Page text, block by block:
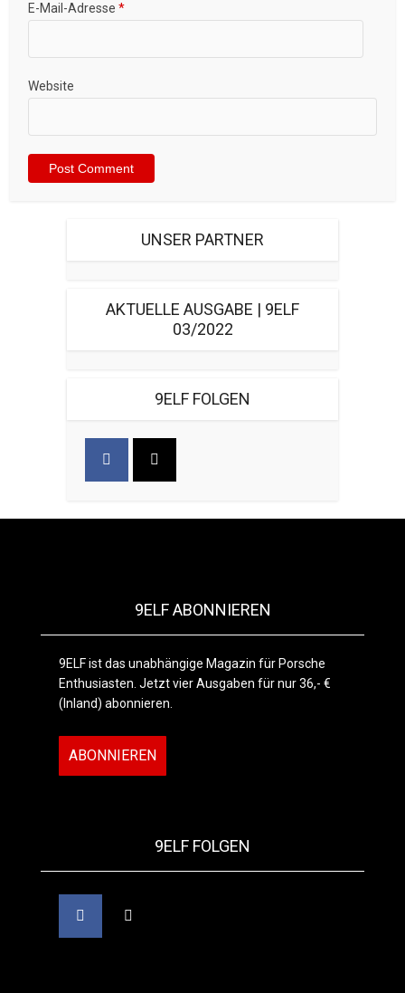
E-Mail-Adresse*
Website
UNSER PARTNER
AKTUELLE AUSGABE | 9ELF
03/2022
9ELF FOLGEN
9ELF ABONNIEREN
9ELF ist das unabhängige Magazin für Porsche
Enthusiasten. Jetzt vier Ausgaben für nur 36,- €
(Inland) abonnieren.
ABONNIEREN
9ELF FOLGEN